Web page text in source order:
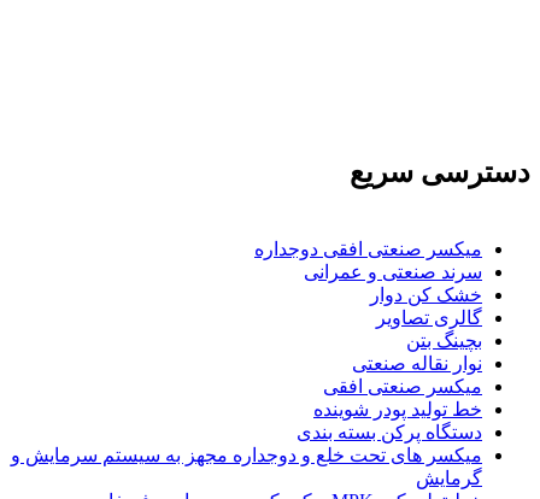
دسترسی سریع
میکسر صنعتی افقی دوجداره
سرند صنعتی و عمرانی
خشک کن دوار
گالری تصاویر
بچينگ بتن
نوار نقاله صنعتی
ميكسر صنعتی افقی
خط تولید پودر شوينده
دستگاه پرکن بسته بندی
میکسر های تحت خلع و دوجداره مجهز به سیستم سرمایش و
گرمایش